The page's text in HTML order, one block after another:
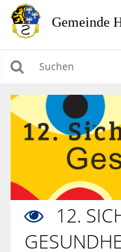
RATHAUS
LEBEN IN HASSLOCH
BILDUNG &
WIRTSCHAFTEN,
TOURISMUS
Suchen

12.